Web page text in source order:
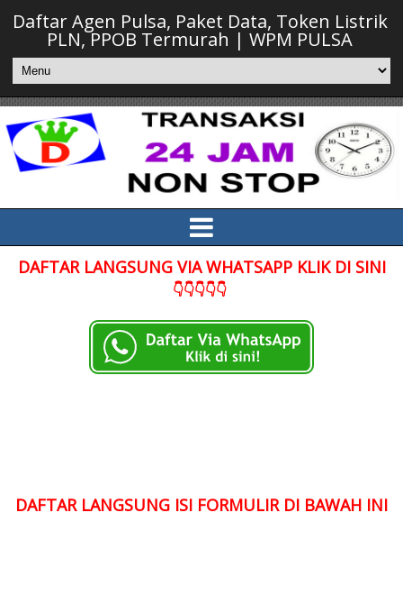
Daftar Agen Pulsa, Paket Data, Token Listrik
PLN, PPOB Termurah | WPM PULSA
DAFTAR LANGSUNG VIA WHATSAPP KLIK DI SINI
👇👇👇👇👇
DAFTAR LANGSUNG ISI FORMULIR DI BAWAH INI